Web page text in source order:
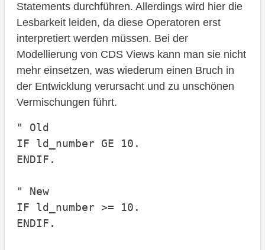
Statements durchführen. Allerdings wird hier die
Lesbarkeit leiden, da diese Operatoren erst
interpretiert werden müssen. Bei der
Modellierung von CDS Views kann man sie nicht
mehr einsetzen, was wiederum einen Bruch in
der Entwicklung verursacht und zu unschönen
Vermischungen führt.
" Old
IF ld_number GE 10.
ENDIF.
" New
IF ld_number >= 10.
ENDIF.